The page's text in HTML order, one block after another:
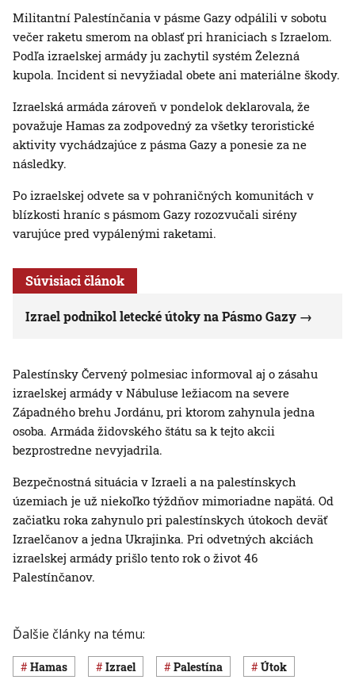
Militantní Palestínčania v pásme Gazy odpálili v sobotu
večer raketu smerom na oblasť pri hraniciach s Izraelom.
Podľa izraelskej armády ju zachytil systém Železná
kupola. Incident si nevyžiadal obete ani materiálne škody.
Izraelská armáda zároveň v pondelok deklarovala, že
považuje Hamas za zodpovedný za všetky teroristické
aktivity vychádzajúce z pásma Gazy a ponesie za ne
následky.
Po izraelskej odvete sa v pohraničných komunitách v
blízkosti hraníc s pásmom Gazy rozozvučali sirény
varujúce pred vypálenými raketami.
Súvisiaci článok
Izrael podnikol letecké útoky na Pásmo Gazy
Palestínsky Červený polmesiac informoval aj o zásahu
izraelskej armády v Nábuluse ležiacom na severe
Západného brehu Jordánu, pri ktorom zahynula jedna
osoba. Armáda židovského štátu sa k tejto akcii
bezprostredne nevyjadrila.
Bezpečnostná situácia v Izraeli a na palestínskych
územiach je už niekoľko týždňov mimoriadne napätá. Od
začiatku roka zahynulo pri palestínskych útokoch deväť
Izraelčanov a jedna Ukrajinka. Pri odvetných akciách
izraelskej armády prišlo tento rok o život 46
Palestínčanov.
Ďalšie články na tému:
Hamas Izrael Palestína útok